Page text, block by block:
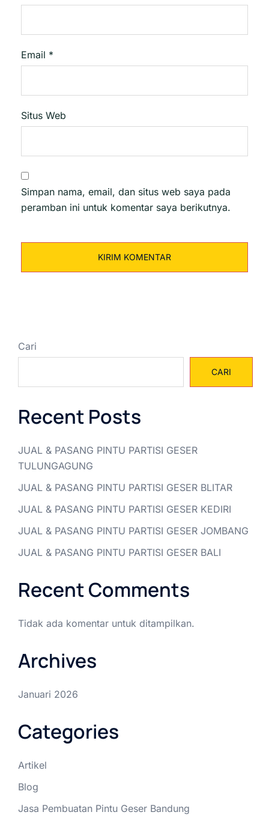
Email *
Situs Web
Simpan nama, email, dan situs web saya pada
peramban ini untuk komentar saya berikutnya.
Cari
CARI
Recent Posts
JUAL & PASANG PINTU PARTISI GESER
TULUNGAGUNG
JUAL & PASANG PINTU PARTISI GESER BLITAR
JUAL & PASANG PINTU PARTISI GESER KEDIRI
JUAL & PASANG PINTU PARTISI GESER JOMBANG
JUAL & PASANG PINTU PARTISI GESER BALI
Recent Comments
Tidak ada komentar untuk ditampilkan.
Archives
Januari 2026
Categories
Artikel
Blog
Jasa Pembuatan Pintu Geser Bandung